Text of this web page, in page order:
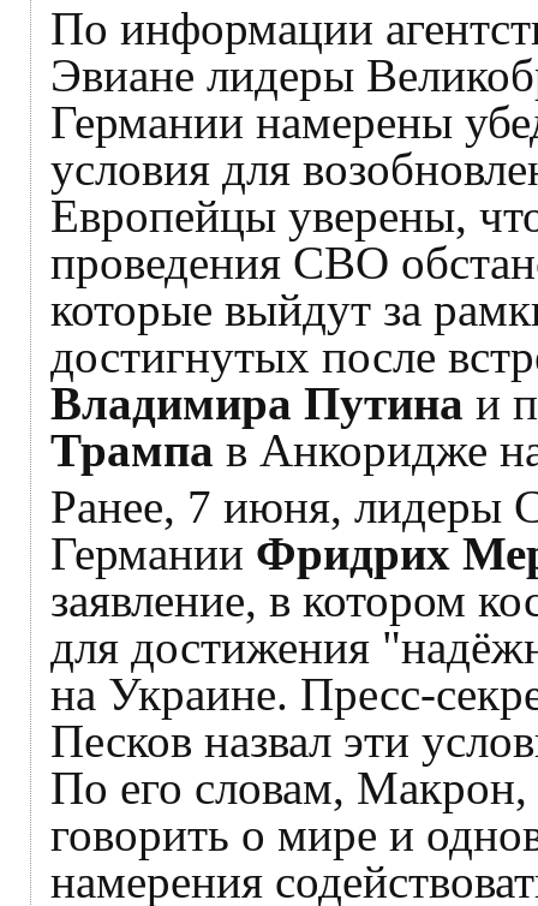
По информации
Эвиане лидеры
Германии намерены
условия для
Европейцы уверены,
проведения СВО
которые выйдут за
достигнутых после
Владимира Путина и
Трампа в Анкоридже
Ранее, 7 июня, лидеры
Германии Фридрих
заявление, в котором
для достижения
на Украине. Пресс-
Песков назвал эти
По его словам,
говорить о мире и
намерения